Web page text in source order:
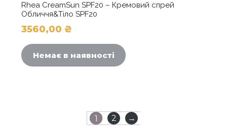
Rhea CreamSun SPF20 – Кремовий спрей
Обличчя&Тіло SPF20
3560,00 ₴
Немає в наявності
1 2 →